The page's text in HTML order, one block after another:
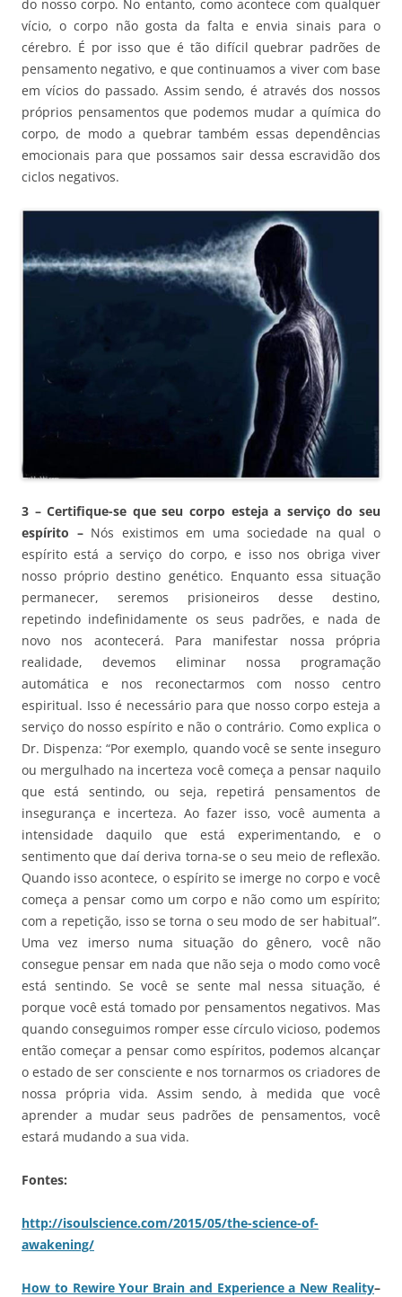
do nosso corpo. No entanto, como acontece com qualquer
vício, o corpo não gosta da falta e envia sinais para o
cérebro. É por isso que é tão difícil quebrar padrões de
pensamento negativo, e que continuamos a viver com base
em vícios do passado. Assim sendo, é através dos nossos
próprios pensamentos que podemos mudar a química do
corpo, de modo a quebrar também essas dependências
emocionais para que possamos sair dessa escravidão dos
ciclos negativos.
3 – Certifique-se que seu corpo esteja a serviço do seu
espírito – Nós existimos em uma sociedade na qual o
espírito está a serviço do corpo, e isso nos obriga viver
nosso próprio destino genético. Enquanto essa situação
permanecer, seremos prisioneiros desse destino,
repetindo indefinidamente os seus padrões, e nada de
novo nos acontecerá. Para manifestar nossa própria
realidade, devemos eliminar nossa programação
automática e nos reconectarmos com nosso centro
espiritual. Isso é necessário para que nosso corpo esteja a
serviço do nosso espírito e não o contrário. Como explica o
Dr. Dispenza: “Por exemplo, quando você se sente inseguro
ou mergulhado na incerteza você começa a pensar naquilo
que está sentindo, ou seja, repetirá pensamentos de
insegurança e incerteza. Ao fazer isso, você aumenta a
intensidade daquilo que está experimentando, e o
sentimento que daí deriva torna-se o seu meio de reflexão.
Quando isso acontece, o espírito se imerge no corpo e você
começa a pensar como um corpo e não como um espírito;
com a repetição, isso se torna o seu modo de ser habitual”.
Uma vez imerso numa situação do gênero, você não
consegue pensar em nada que não seja o modo como você
está sentindo. Se você se sente mal nessa situação, é
porque você está tomado por pensamentos negativos. Mas
quando conseguimos romper esse círculo vicioso, podemos
então começar a pensar como espíritos, podemos alcançar
o estado de ser consciente e nos tornarmos os criadores de
nossa própria vida. Assim sendo, à medida que você
aprender a mudar seus padrões de pensamentos, você
estará mudando a sua vida.
Fontes:
http://isoulscience.com/2015/05/the-science-of-
awakening/
How to Rewire Your Brain and Experience a New Reality–